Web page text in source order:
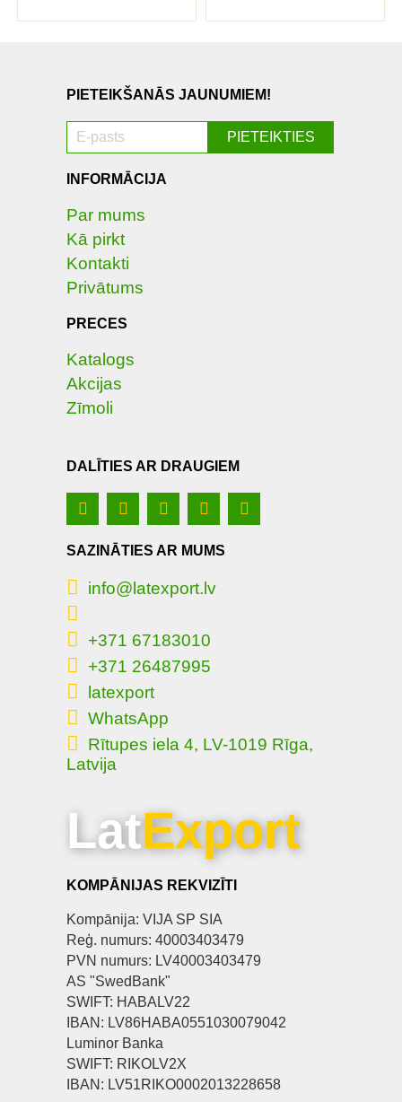
PIETEIKŠANĀS JAUNUMIEM!
INFORMĀCIJA
Par mums
Kā pirkt
Kontakti
Privātums
PRECES
Katalogs
Akcijas
Zīmoli
DALĪTIES AR DRAUGIEM
SAZINĀTIES AR MUMS
info@latexport.lv
+371 67183010
+371 26487995
latexport
WhatsApp
Rītupes iela 4, LV-1019 Rīga,
Latvija
LatExport
KOMPĀNIJAS REKVIZĪTI
Kompānija: VIJA SP SIA
Reģ. numurs: 40003403479
PVN numurs: LV40003403479
AS "SwedBank"
SWIFT: HABALV22
IBAN: LV86HABA0551030079042
Luminor Banka
SWIFT: RIKOLV2X
IBAN: LV51RIKO0002013228658